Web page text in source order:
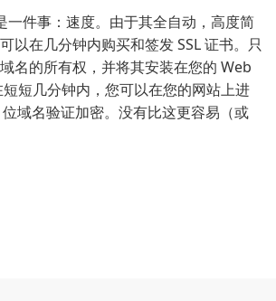
一件事：速度。由于其全自动，高度简
以在几分钟内购买和签发 SSL 证书。只
名的所有权，并将其安装在您的 Web
短几分钟内，您可以在您的网站上进
域名验证加密。没有比这更容易（或